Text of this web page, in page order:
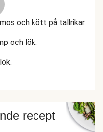
och kött på tallrikar.
och lök.
recept